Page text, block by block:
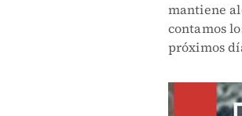
mantiene
contamos
próximos